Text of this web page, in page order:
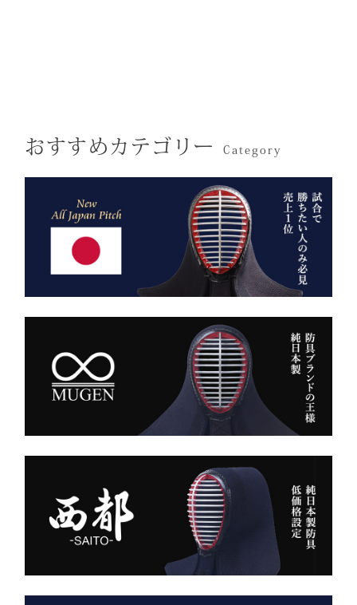
ばれた、 純日本製の誇り
生地には、埼玉・武州の老
舗「小島染織」の藍布を使
深みある色合いと、驚くほ
どの軽やかさを兼ね備え、
手にした瞬間、ふわりと温
がりです。
また、日本製の高精度アイ
ロン技術と熟練の縫製によ
り、
ち姿までも凛々しく映えま
す。
ー 伝統と誇り、そして美
った瞬間、
「何だ、あれは？」と視線
が集まる。
静かに、しかし確実に存在
感を放つ――それがベルベ
ットの力です。
派手ではない。だが、圧倒
的にかっこいい。
強い選手ほど、道具にも品
格を求める。その感性に応
える竹刀袋です。
内側は大切な竹刀をやさし
く守るクッション構造。
高密度ベルベットと日本製
ならではの精密な縫製が、
型崩れを防ぎ、長年使って
も美しい形を保ち続けま
す。
おすすめカテゴリー Category